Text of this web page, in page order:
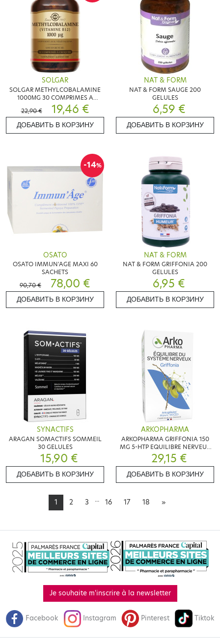
SOLGAR
SOLGAR METHYLCOBALAMINE
1000ΜG 30 COMPRIMES A
CROQUER
22,90 € 19,46 €
ДОБАВИТЬ В КОРЗИНУ
NAT & FORM
NAT & FORM SAUGE 200
GELULES
6,59 €
ДОБАВИТЬ В КОРЗИНУ
-14%
OSATO
OSATO IMMUN'AGE MAXI 60
SACHETS
90,70 €
78,00 €
ДОБАВИТЬ В КОРЗИНУ
NAT & FORM
NAT & FORM GRIFFONIA 200
GELULES
6,95 €
ДОБАВИТЬ В КОРЗИНУ
SYNACTIFS
ARAGAN SOMACTIFS SOMMEIL
30 GELULES
15,90 €
ДОБАВИТЬ В КОРЗИНУ
ARKOPHARMA
ARKOPHARMA GRIFFONIA 150
MG 5-HTP EQUILIBRE NERVEUX
130 GELULES
29,15 €
ДОБАВИТЬ В КОРЗИНУ
1 2 3 ... 16 17 18 »
Je souhaite m'inscrire à la newsletter
Facebook Instagram Pinterest Tiktok